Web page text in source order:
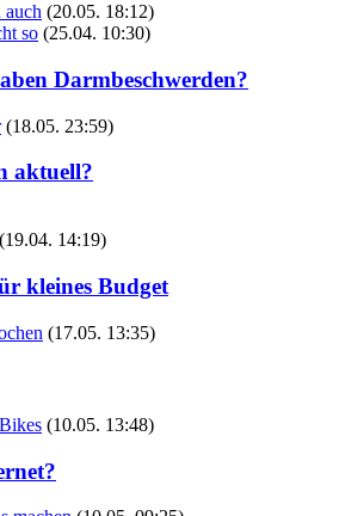
auch (20.05. 18:12)
so (25.04. 10:30)
Darmbeschwerden?
(18.05. 23:59)
aktuell?
(19.04. 14:19)
kleines Budget
(17.05. 13:35)
(10.05. 13:48)